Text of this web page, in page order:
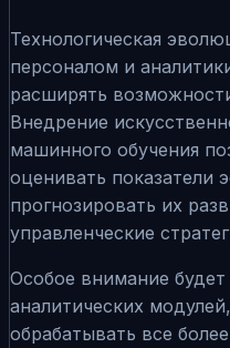
Технологическая
персоналом и
расширять
Внедрение
машинного обучения
оценивать показатели
прогнозировать их
управленческие
Особое внимание будет
аналитических
обрабатывать все